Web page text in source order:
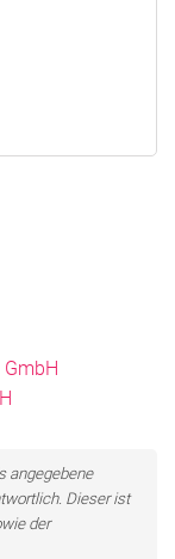
angegebene
Dieser ist
der